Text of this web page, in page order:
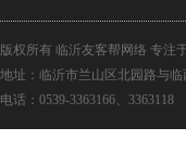
版权所有 临沂友客帮网络 专注
地址：临沂市兰山区北园路与临
电话：0539-3363166、3363118